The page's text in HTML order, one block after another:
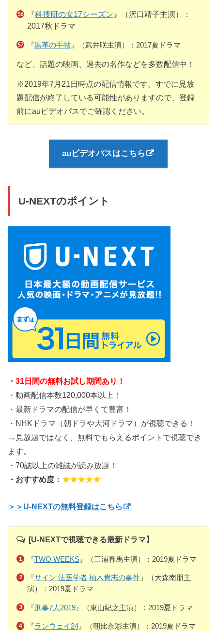
『科捜研の女17シーズン 』（沢口靖子主演）：
2017秋ドラマ
『黒革の手帖』（武井咲主演）：2017夏ドラマ
など、話題の映画、過去の名作などを多数配信中！
※2019年7月21日時点の配信情報です。すでに見放
題配信が終了している可能性がありますので、登録
前にauビデオパスでご確認ください。
auビデオパスはこちら
U-NEXTのポイント
・31日間の無料お試し期間あり！
・動画配信本数120,000本以上！
・最新ドラマの配信が早くて豊富！
・NHKドラマ（朝ドラや大河ドラマ）が視聴できる！
→見放題ではなく、無料でもらえるポイントで視聴でき
ます。
・70誌以上の雑誌が読み放題！
・おすすめ度：★★★★★
＞＞U-NEXTの無料登録はこちら
[U-NEXTで視聴できる最新ドラマ】
『TWO WEEKS』（三浦春馬主演）：2019夏ドラマ
『サイン 法医学者 柚木貴志の事件』（大森南朋主
演）：2019夏ドラマ
『刑事7人2019』（東山紀之主演）：2019夏ドラマ
『ランウェイ24』（朝比奈彩主演）：2019夏ドラマ